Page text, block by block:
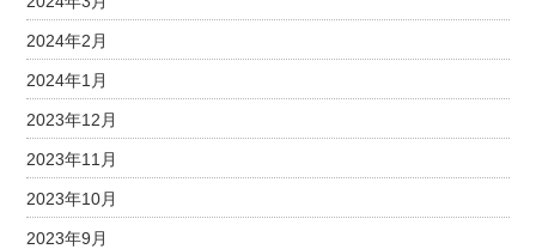
2024年2月
2024年1月
2023年12月
2023年11月
2023年10月
2023年9月